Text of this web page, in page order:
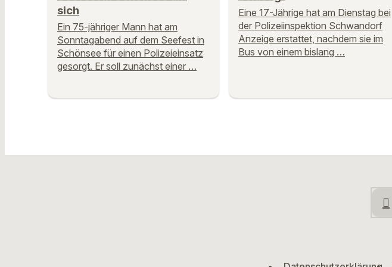
sich
Ein 75-jähriger Mann hat am
Sonntagabend auf dem Seefest in
Schönsee für einen Polizeieinsatz
gesorgt. Er soll zunächst einer …
Eine 17-Jährige hat am Dienstag bei
der Polizeiinspektion Schwandorf
Anzeige erstattet, nachdem sie im
Bus von einem bislang …